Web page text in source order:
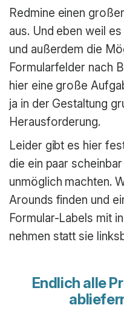
Redmine einen
aus. Und eben weil
und außerdem die
Formularfelder nach
hier eine große
ja in der Gestaltung
Herausforderung.
Leider gibt es hier
die ein paar
unmöglich machten.
Arounds finden und
Formular-Labels mit
nehmen statt sie
Endlich alle